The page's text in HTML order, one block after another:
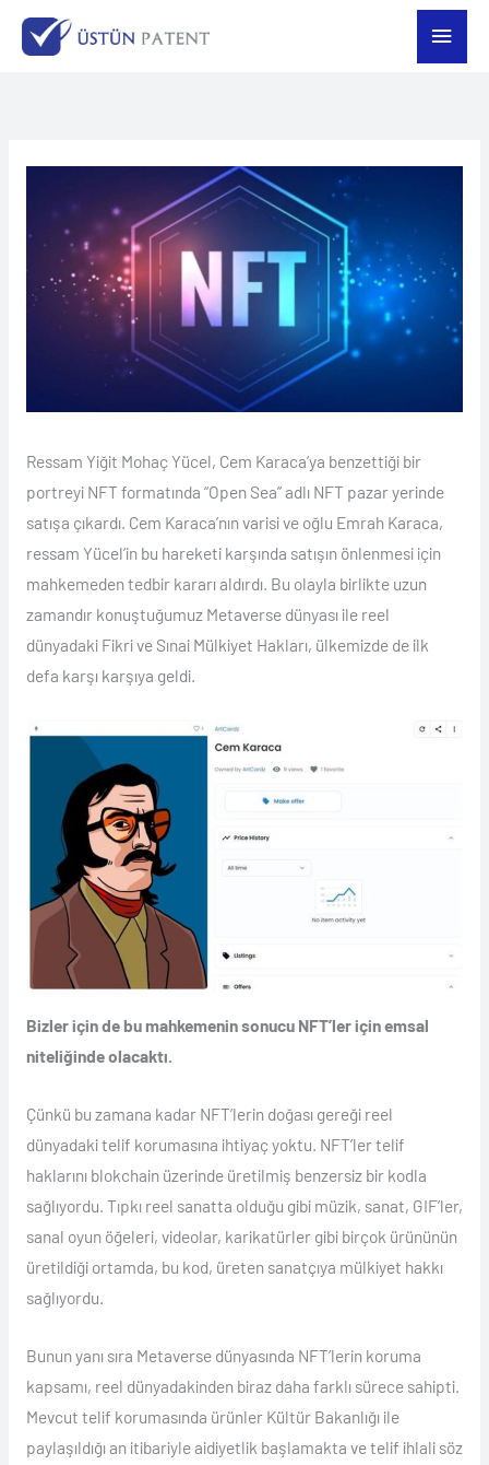
İçeriğe
atla
Ana
Ressam Yiğit Mohaç Yücel, Cem Karaca’ya benzettiği bir
portreyi NFT formatında “Open Sea” adlı NFT pazar yerinde
satışa çıkardı. Cem Karaca’nın varisi ve oğlu Emrah Karaca,
ressam Yücel’in bu hareketi karşında satışın önlenmesi için
mahkemeden tedbir kararı aldırdı. Bu olayla birlikte uzun
zamandır konuştuğumuz Metaverse dünyası ile reel
dünyadaki Fikri ve Sınai Mülkiyet Hakları, ülkemizde de ilk
defa karşı karşıya geldi.
Bizler için de bu mahkemenin sonucu NFT’ler için emsal
niteliğinde olacaktı.
Çünkü bu zamana kadar NFT’lerin doğası gereği reel
dünyadaki telif korumasına ihtiyaç yoktu. NFT’ler telif
haklarını blokchain üzerinde üretilmiş benzersiz bir kodla
sağlıyordu. Tıpkı reel sanatta olduğu gibi müzik, sanat, GIF’ler,
sanal oyun öğeleri, videolar, karikatürler gibi birçok ürününün
üretildiği ortamda, bu kod, üreten sanatçıya mülkiyet hakkı
sağlıyordu.
Bunun yanı sıra Metaverse dünyasında NFT’lerin koruma
kapsamı, reel dünyadakinden biraz daha farklı sürece sahipti.
Mevcut telif korumasında ürünler Kültür Bakanlığı ile
paylaşıldığı an itibariyle aidiyetlik başlamakta ve telif ihlali söz